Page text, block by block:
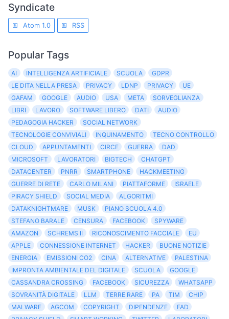
Syndicate
Atom 1.0 RSS
Popular Tags
AI INTELLIGENZA ARTIFICIALE SCUOLA
GDPR
LE DITA NELLA PRESA
PRIVACY LDNP PRIVACY
UE
GAFAM
GOOGLE AUDIO USA META
SORVEGLIANZA
LIBRI
LAVORO SOFTWARE LIBERO DATI
AUDIO
PEDAGOGIA HACKER
SOCIAL NETWORK
TECNOLOGIE CONVIVIALI
INQUINAMENTO
TECNO CONTROLLO
CLOUD
APPUNTAMENTI CIRCE GUERRA
DAD
MICROSOFT
LAVORATORI BIGTECH
CHATGPT
DATACENTER
PNRR SMARTPHONE
HACKMEETING
GUERRE DI RETE
CARLO MILANI PIATTAFORME
ISRAELE
PIRACY SHIELD
SOCIAL MEDIA
ALGORITMI
DATAKNIGHTMARE
MUSK
PIANO SCUOLA 4.0
STEFANO BARALE
CENSURA FACEBOOK
SPYWARE
AMAZON
SCHREMS II RICONOSCIMENTO FACCIALE
EU
APPLE
CONNESSIONE INTERNET HACKER
BUONE NOTIZIE
ENERGIA
EMISSIONI CO2 CINA ALTERNATIVE
PALESTINA
IMPRONTA AMBIENTALE DEL DIGITALE
SCUOLA
GOOGLE
CASSANDRA CROSSING
FACEBOOK SICUREZZA
WHATSAPP
SOVRANITÀ DIGITALE
LLM TERRE RARE PA TIM
CHIP
MALWARE
AGCOM COPYRIGHT DIPENDENZE
FAD